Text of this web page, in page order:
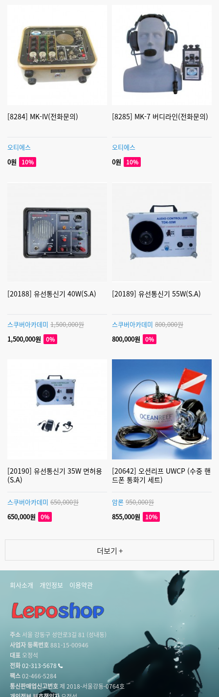
[8284] MK-IV(전화문의)
오티에스
0원
10%
[8285] MK-7 버디라인(전화문의)
오티에스
0원
10%
[20188] 유선통신기 40W(S.A)
스쿠버아카데미 1,500,000원
1,500,000원
0%
[20189] 유선통신기 55W(S.A)
스쿠버아카데미 800,000원
800,000원
0%
[20190] 유선통신기 35W 면허용
(S.A)
스쿠버아카데미 650,000원
650,000원
0%
[20642] 오션리프 UWCP (수중 핸
드폰 통화기 세트)
암론 950,000원
855,000원
10%
더보기 +
회사소개 개인정보 이용약관
주소 서울 강동구 성안로3길 81 (성내동)
사업자 등록번호881-15-00946
대표오정석
전화02-313-5678
팩스02-466-5284
통신판매업신고번호제 2018-서울강동-0764호